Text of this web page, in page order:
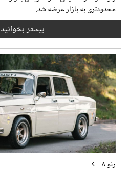
محدودتری به بازار عرضه شد.
بیشتر
رنو ۸